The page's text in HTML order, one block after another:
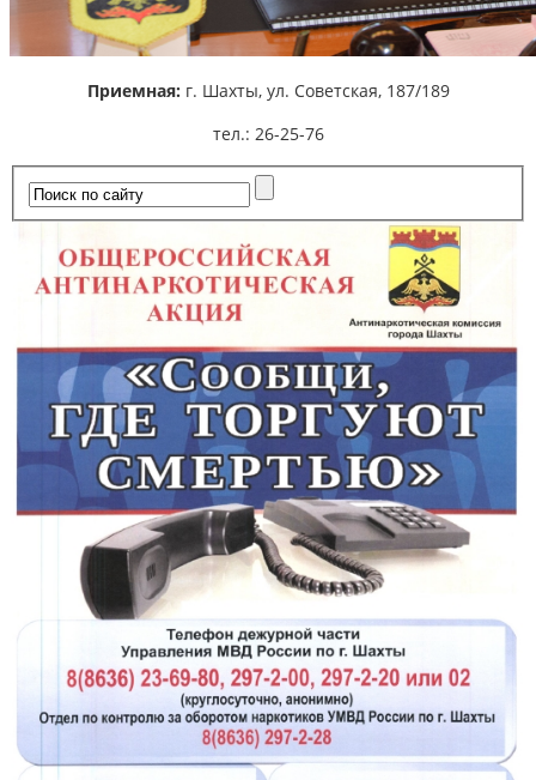
Приемная: г. Шахты, ул. Советская, 187/189
тел.: 26-25-76